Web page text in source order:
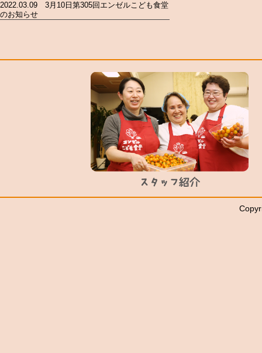
2022.03.09 3月10日第305回エンゼルこども食堂
のお知らせ